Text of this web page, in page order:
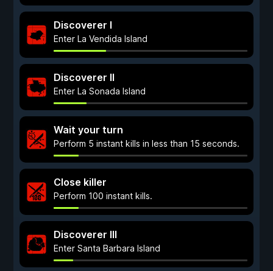
Discoverer I
Enter La Vendida Island
Discoverer II
Enter La Sonada Island
Wait your turn
Perform 5 instant kills in less than 15 seconds.
Close killer
Perform 100 instant kills.
Discoverer III
Enter Santa Barbara Island